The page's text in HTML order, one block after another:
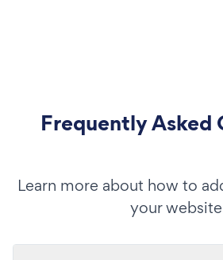
Frequently Asked
Learn more about how to
your